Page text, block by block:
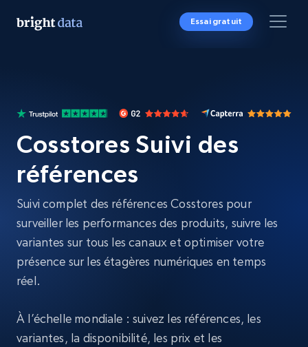
Essai gratuit
Cosstores Suivi des
références
Suivi complet des références Cosstores pour
surveiller les performances des produits, suivre les
variantes sur tous les canaux et optimiser votre
présence sur les étagères numériques en temps
réel.
À l’échelle mondiale : suivez les références, les
variantes, la disponibilité, les prix et les